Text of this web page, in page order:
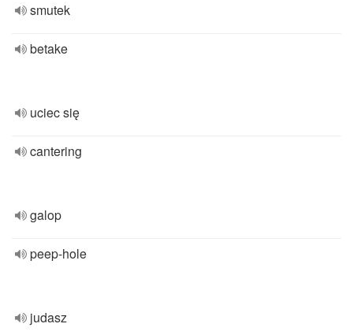
smutek
betake
uciec się
cantering
galop
peep-hole
judasz